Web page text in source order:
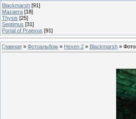
Blackmarsh [91]
Mazaera [18]
Thysis [25]
Septimus [31]
Portal of Praevus [91]
Главная » Фотоальбом » Hexen 2 » Blackmarsh »